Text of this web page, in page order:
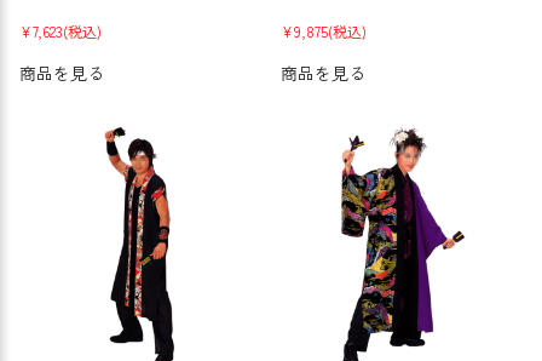
¥7,623(税込)
商品を見る
¥9,875(税込)
商品を見る